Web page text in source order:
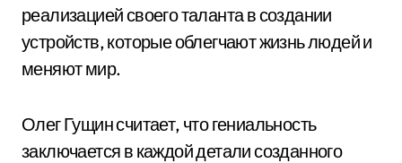
реализацией своего таланта в создании
устройств, которые облегчают жизнь людей и
меняют мир.
Олег Гущин считает, что гениальность
заключается в каждой детали созданного